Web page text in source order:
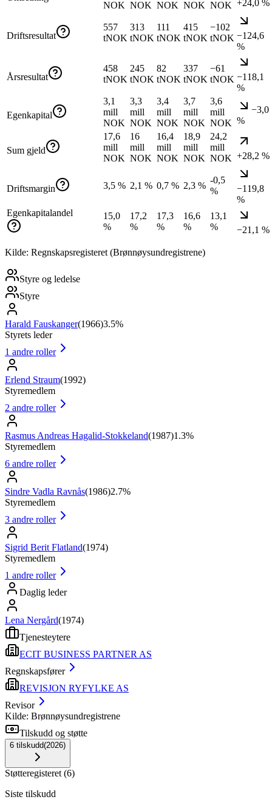
NOK NOK NOK NOK NOK +24,0 %
Driftsresultat
557
tNOK
313
tNOK
111
tNOK
415
tNOK
−102
tNOK −124,6
%
Årsresultat
458
tNOK
245
tNOK
82
tNOK
337
tNOK
−61
tNOK −118,1
%
Egenkapital
3,1
mill
NOK
3,3
mill
NOK
3,4
mill
NOK
3,7
mill
NOK
3,6
mill
NOK
−3,0
%
Sum gjeld
17,6
mill
NOK
16
mill
NOK
16,4
mill
NOK
18,9
mill
NOK
24,2
mill
NOK +28,2 %
Driftsmargin 3,5 % 2,1 % 0,7 % 2,3 %
-0,5
%
−119,8
%
Egenkapitalandel
15,0
%
17,2
%
17,3
%
16,6
%
13,1
%
−21,1 %
Kilde: Regnskapsregisteret (Brønnøysundregistrene)
Styre og ledelse
Styre
Harald Fauskanger(1966)3.5%
Styrets leder
1 andre roller
Erlend Straum(1992)
Styremedlem
2 andre roller
Rasmus Andreas Hagalid-Stokkeland(1987)1.3%
Styremedlem
6 andre roller
Sindre Vadla Ravnås(1986)2.7%
Styremedlem
3 andre roller
Sigrid Berit Flatland(1974)
Styremedlem
1 andre roller
Daglig leder
Lena Nergård(1974)
Tjenesteytere
ECIT BUSINESS PARTNER AS
Regnskapsfører
REVISJON RYFYLKE AS
Revisor
Kilde: Brønnøysundregistrene
Tilskudd og støtte
6 tilskudd(2026)
Støtteregisteret (6)
Siste tilskudd